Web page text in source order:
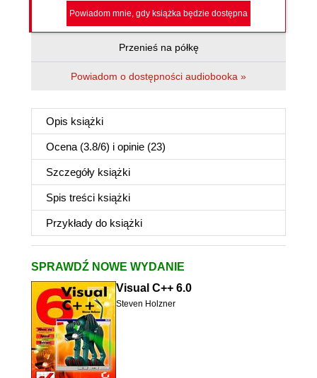
Powiadom mnie, gdy książka będzie dostępna
Przenieś na półkę
Powiadom o dostępności audiobooka »
Opis książki
Ocena (3.8/6) i opinie (23)
Szczegóły książki
Spis treści książki
Przykłady do książki
SPRAWDŹ NOWE WYDANIE
Visual C++ 6.0
Steven Holzner